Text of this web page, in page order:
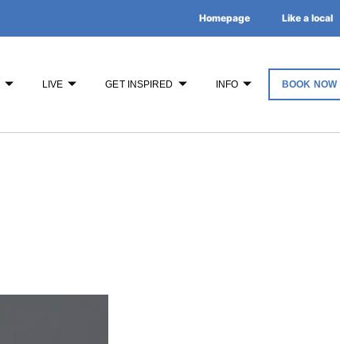
Homepage Like a local
LIVE GET INSPIRED INFO BOOK NOW